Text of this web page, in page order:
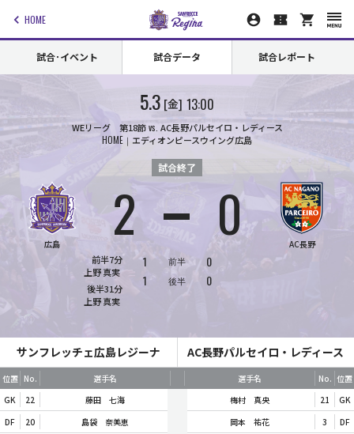
HOME
試合･イベント 試合データ 試合レポート
5.3 金 13:00
WEリーグ 第18節vs. AC長野パルセイロ・レディース
HOME
エディオンピースウイング広島
試合終了
広島 2 対0 AC長野
前半7分
上野 真実
後半31分
上野 真実
1 前半
0
1
後半 0
サンフレッチェ広島レジーナ AC長野パルセイロ・レディース
位置 No. 選手名 選手名 No. 位置
GK 22 藤田 七海 梅村 真央 21
GK
DF
20 島袋 奈美恵 岡本 祐花 3
DF